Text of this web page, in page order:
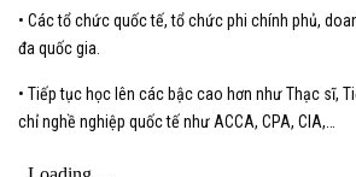
• Các tổ chức quốc tế, tổ chức phi chính phủ,
đa quốc gia.
• Tiếp tục học lên các bậc cao hơn như Thạc sĩ,
chỉ nghề nghiệp quốc tế như ACCA, CPA, CIA,…